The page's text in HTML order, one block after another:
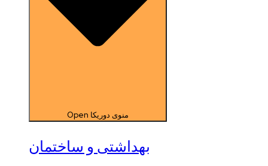
Open منوی دوریکا
بهداشتی و ساختمان